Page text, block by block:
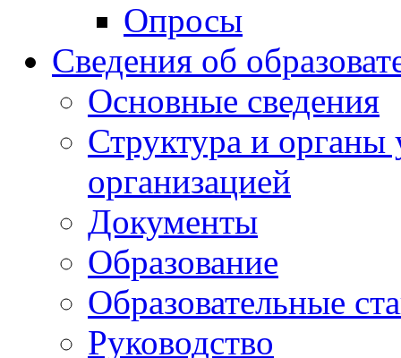
Опросы
Сведения об
Основные сведения
Структура и органы
организацией
Документы
Образование
Образовательные
Руководство